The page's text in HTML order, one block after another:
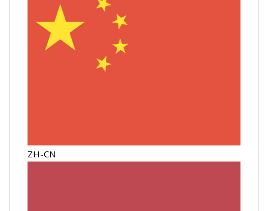
ZH-CN